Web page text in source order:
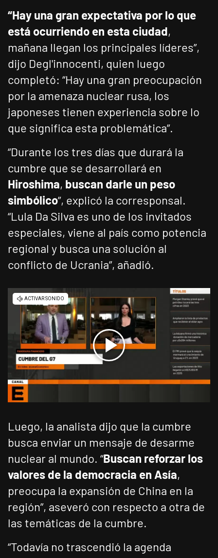
“Hay una gran expectativa por lo que
está ocurriendo en esta ciudad,
mañana llegan los principales líderes”,
dijo Degl'innocenti, quien luego
completó: “Hay una gran preocupación
por la amenaza nuclear rusa, los
japoneses tienen experiencia sobre lo
que significa esta problemática”.
“Durante los tres días que durará la
cumbre que se desarrollará en
Hiroshima, buscan darle un peso
simbólico”, explicó la corresponsal.
“Lula Da Silva es uno de los invitados
especiales, viene al país como potencia
regional y busca una solución al
conflicto de Ucrania”, añadió.
Luego, la analista dijo que la cumbre
busca enviar un mensaje de desarme
nuclear al mundo. “Buscan reforzar los
valores de la democracia en Asía,
preocupa la expansión de China en la
región”, aseveró con respecto a otra de
las temáticas de la cumbre.
“Todavía no trascendió la agenda